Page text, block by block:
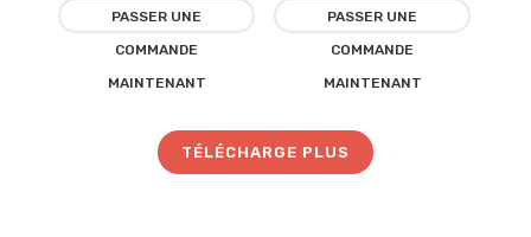
d’envies
PASSER UNE
COMMANDE
MAINTENANT
d’envies
PASSER UNE
COMMANDE
MAINTENANT
TÉLÉCHARGE PLUS